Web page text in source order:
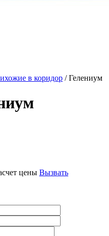
в коридор / Гелениум
цены Вызвать